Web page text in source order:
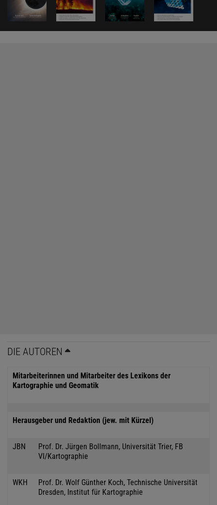
DIE AUTOREN
Mitarbeiterinnen und Mitarbeiter des Lexikons der
Kartographie und Geomatik
Herausgeber und Redaktion (jew. mit Kürzel)
JBN
Prof. Dr. Jürgen Bollmann, Universität Trier, FB
VI/Kartographie
WKH
Prof. Dr. Wolf Günther Koch, Technische Universität
Dresden, Institut für Kartographie